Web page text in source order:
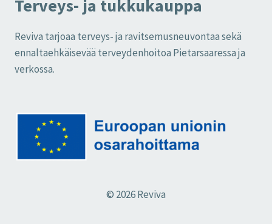
Terveys- ja tukkukauppa
Reviva tarjoaa terveys- ja ravitsemusneuvontaa sekä
ennaltaehkäisevää terveydenhoitoa Pietarsaaressa ja
verkossa.
© 2026 Reviva